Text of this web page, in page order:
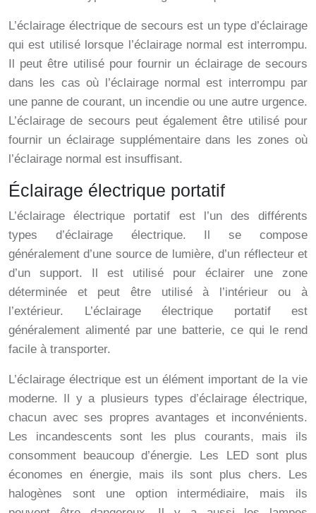
L’éclairage électrique de secours est un type d’éclairage
qui est utilisé lorsque l’éclairage normal est interrompu.
Il peut être utilisé pour fournir un éclairage de secours
dans les cas où l’éclairage normal est interrompu par
une panne de courant, un incendie ou une autre urgence.
L’éclairage de secours peut également être utilisé pour
fournir un éclairage supplémentaire dans les zones où
l’éclairage normal est insuffisant.
Éclairage électrique portatif
L’éclairage électrique portatif est l’un des différents
types d’éclairage électrique. Il se compose
généralement d’une source de lumière, d’un réflecteur et
d’un support. Il est utilisé pour éclairer une zone
déterminée et peut être utilisé à l’intérieur ou à
l’extérieur. L’éclairage électrique portatif est
généralement alimenté par une batterie, ce qui le rend
facile à transporter.
L’éclairage électrique est un élément important de la vie
moderne. Il y a plusieurs types d’éclairage électrique,
chacun avec ses propres avantages et inconvénients.
Les incandescents sont les plus courants, mais ils
consomment beaucoup d’énergie. Les LED sont plus
économes en énergie, mais ils sont plus chers. Les
halogènes sont une option intermédiaire, mais ils